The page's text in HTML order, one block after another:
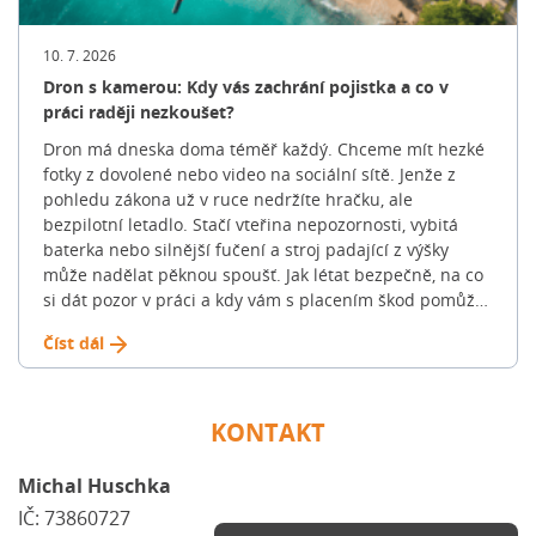
parametry: 💡 Tip: Hledání konkrétního bydlení může
trvat týdny i měsíce. Nespěchejte a projděte si více
nabídek na trhu, abyste získali reálný přehled o cenách
v dané lokalitě. 3. Nezávazné ověření výše hypotéky:
Kolik si můžete dovolit? Banky standardně neposkytují
100% hypotéky. Běžně financují do 70-80 % hodnoty
nemovitosti (u žadatelů do 36 let často až do 90 %).
Zbývající část musíte dofinancovat z vlastních úspor, […]
Článek Jak na novou hypotéku: Celý proces krok za
krokem se nejdříve objevil na Blog FinGO.cz.
10. 7. 2026
Dron s kamerou: Kdy vás zachrání pojistka a co v
práci raději nezkoušet?
Dron má dneska doma téměř každý. Chceme mít hezké
fotky z dovolené nebo video na sociální sítě. Jenže z
pohledu zákona už v ruce nedržíte hračku, ale
bezpilotní letadlo. Stačí vteřina nepozornosti, vybitá
baterka nebo silnější fučení a stroj padající z výšky
může nadělat pěknou spoušť. Jak létat bezpečně, na co
si dát pozor v práci a kdy vám s placením škod pomůže
pravidla, která v roce 2026 platí v ČR i v unii. Jaké škody
dron nejčastěji způsobí? Když se dron vymkne kontrole,
Pojišťovny nejčastěji řeší tyto tři situace: 🟠 Příklad z
Pád na kapotu zánovního SUV pak majitele vyjde klidně
na sto tisíc korun. Velké srovnání pojišťoven: Kdo dron
kryje a kdo ne? U dronu můžete pojistit dvě věci: stroj
Číst dál
KONTAKT
Michal Huschka
IČ: 73860727